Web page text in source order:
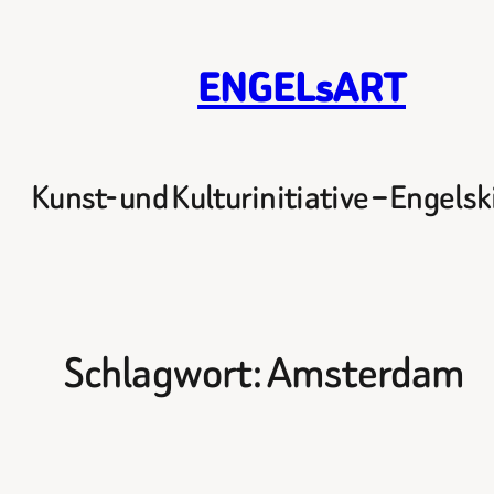
ENGELsART
Kunst- und Kulturinitiative –
Schlagwort:Amsterdam